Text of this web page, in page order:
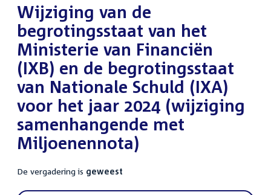
:Wijziging van de
begrotingsstaat van het
Ministerie van Financiën
(IXB) en de begrotingsstaat
van Nationale Schuld (IXA)
voor het jaar 2024 (wijziging
samenhangende met
Miljoenennota)
De vergadering is geweest